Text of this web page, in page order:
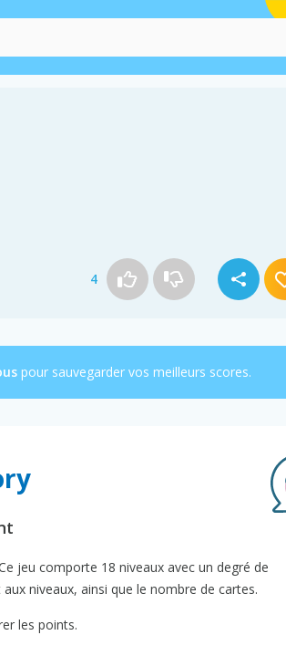
4
pour sauvegarder vos meilleurs scores.
jeu comporte 18 niveaux avec un degré de
niveaux, ainsi que le nombre de cartes.
les points.